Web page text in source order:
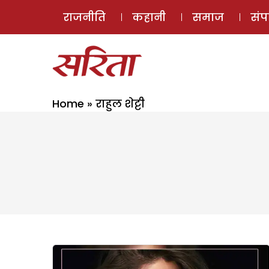
राजनीति कहानी समाज
Home » राहुल शेट्टी